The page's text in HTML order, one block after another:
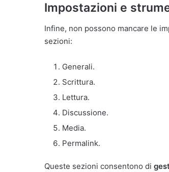
Impostazioni e
Infine, non possono mancare le
sezioni:
Generali.
Scrittura.
Lettura.
Discussione.
Media.
Permalink.
Queste sezioni consentono di